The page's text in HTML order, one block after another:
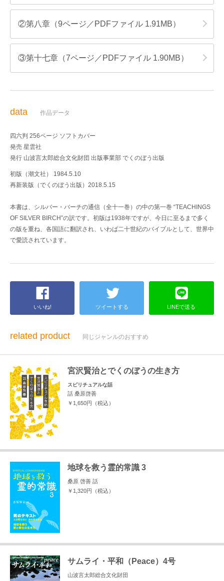
②第八章（9ページ／PDFファイル 1.91MB）
③第十七章（7ページ／PDFファイル 1.90MB）
data 作品データ
四六判 256ページ ソフトカバー
発売 星雲社
発行 山波言太郎総合文化財団 出版事業部 でくのぼう出版
初版（潮文社） 1984.5.10
再新装版（でくのぼう出版）2018.5.15
本書は、シルバー・バーチの通信（全十一巻）の中の第一巻 “TEACHINGS
OF SILVER BIRCH”の訳です。初版は1938年ですが、今日に至るまで多く
の版を重ね、各国語に翻訳され、いわば二十世紀のバイブルとして、世界中
で愛読されています。
いいね! ツイートする LINEで送る
related product 同じジャンルのおすすめ
宮沢賢治とでくのぼうの生き方
スピリチュアルな話
話 桑原啓善
￥1,650円（税込）
地球を救う霊的常識 3
桑原 啓善 話
￥1,320円（税込）
サムライ・平和（Peace）4号
山波言太郎総合文化財団